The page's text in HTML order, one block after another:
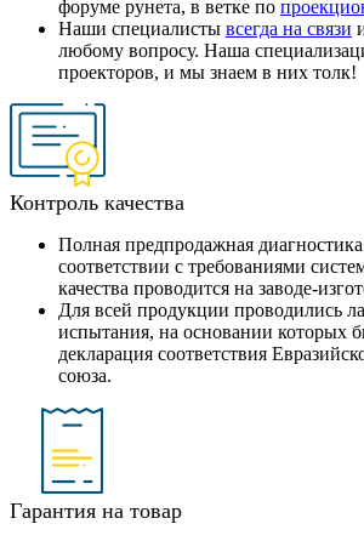
форуме рунета, в ветке по
Наши специалисты всегда на связи
любому вопросу. Наша
проекторов, и мы знаем в них толк!
Контроль качества
Полная предпродажная
соответствии с требованиями
качества проводится на заводе-
Для всей продукции проводились
испытания, на основании которых
декларация соответствия
союза.
Гарантия на товар